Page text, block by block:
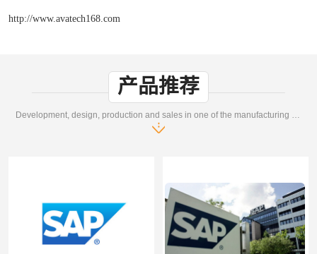
http://www.avatech168.com
产品推荐